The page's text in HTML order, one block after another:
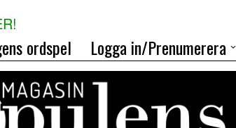
ordspel Logga in/Prenumerera